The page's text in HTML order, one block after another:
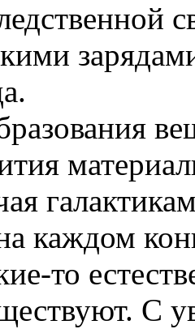
каждом
то
С